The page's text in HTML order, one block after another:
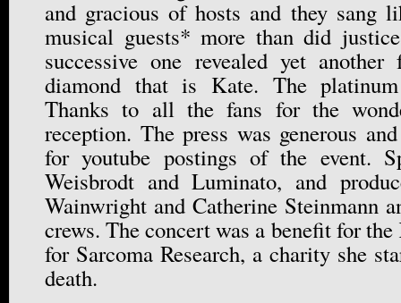
and gracious of hosts and they sang
musical guests* more than did
successive one revealed yet
diamond that is Kate. The
Thanks to all the fans for the
reception. The press was generous
for youtube postings of the event.
Weisbrodt and Luminato, and
Wainwright and Catherine Steinmann
crews. The concert was a benefit for
for Sarcoma Research, a charity she
death.